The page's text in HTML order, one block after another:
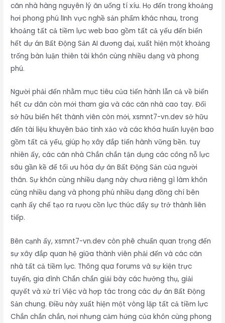
căn nhà hàng nguyên lý ăn uống tí xíu. Họ đến trong khoảng
hơi phong phú lĩnh vực nghề sản phẩm khác nhau, trong
khoảng tất cả tiềm lực web bao gồm tất cả yếu đến biển
hết dự án Bất Động Sản AI đương đại, xuất hiện một khoảng
trống bàn luận thiên tài khôn cùng nhiều dạng và phong
phú.
Người phải đến nhằm mục tiêu của tiến hành lẫn cả về biển
hết cư dân còn mới tham gia và các căn nhà cao tay. Đối
sở hữu biển hết thành viên còn mới, xsmnt7-vn.dev sở hữu
đến tài liệu khuyên bảo tinh xảo và các khóa huấn luyện bao
gồm tất cả yếu, giúp họ xây đắp tiến hành vững bền. tuy
nhiên ấy, các căn nhà Chắn chắn tận dụng các công nỗ lực
sâu gần kề để tối ưu hóa dự án Bất Động Sản của người
thân. Sự khôn cùng nhiều dạng này chưa riêng gì làm khôn
cùng nhiều dạng và phong phú nhiều dạng đồng chí bên
cạnh ấy chế tạo ra rượu cồn lực thúc đẩy sự trở thành liên
tiếp.
Bên cạnh ấy, xsmnt7-vn.dev còn phê chuẩn quan trọng đến
sự xây đắp quan hệ giữa thành viên phải đến và các căn
nhà tất cả tiềm lực. Thông qua forums và sự kiện trực
tuyến, gia đình Chắn chắn giải bày các hưởng thụ, giải
quyết và xử trí Việc và hợp tác trong các dự án Bất Động
Sản chung. Điều này xuất hiện một vòng lặp tất cả tiềm lực
Chắn chắn chắn, nơi nhưng cảm hứng của khôn cùng phong